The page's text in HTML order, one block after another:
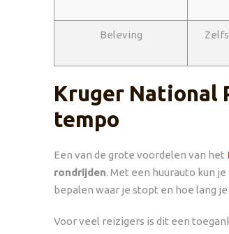
Beleving
Kruger National
tempo
Een van de grote voordelen van het
rondrijden. Met een huurauto kun
bepalen waar je stopt en hoe lang
Voor veel reizigers is dit een